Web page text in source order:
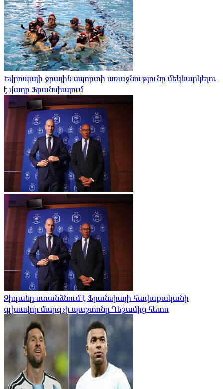
Եվրոպայի ջրային սպորտի առաջնությունը մեկնարկելու
է վաղը Ֆրանսիայում
Զիդանը ստանձնում է Ֆրանսիայի հավաքականի
գլխավոր մարզչի պաշտոնը Դեշամից հետո